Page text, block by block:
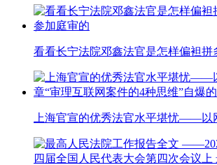
看看长宁法院邓鑫法官是怎样偏袒拼
上海官宣的优秀法官水平堪忧——以